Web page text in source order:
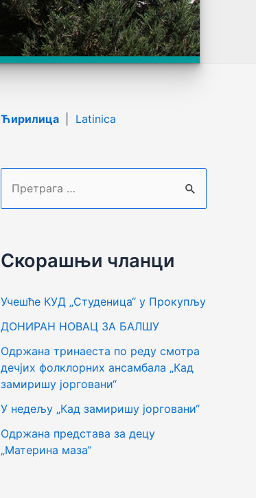
Ћирилица Latinica
р
г
а
з
а
Скорашњи чланци
Учешће КУД „Студеница“ у Прокупљу
ДОНИРАН НОВАЦ ЗА БАЛШУ
Одржана тринаеста по реду смотра
дечјих фолклорних ансамбала „Кад
замиришу јорговани“
У недељу „Кад замиришу јорговани“
Одржана представа за децу
„Материна маза“